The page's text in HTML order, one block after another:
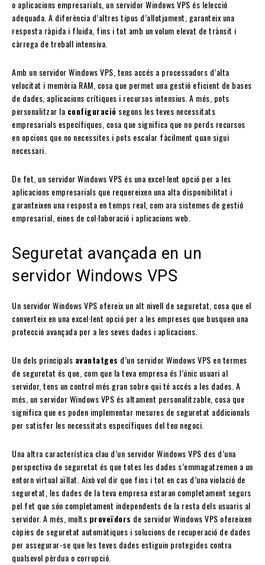
o aplicacions empresarials, un servidor Windows VPS és lelecció
adequada. A diferència d’altres tipus d’allotjament, garanteix una
resposta ràpida i fluida, fins i tot amb un volum elevat de trànsit i
càrrega de treball intensiva.
Amb un servidor Windows VPS, tens accés a processadors d’alta
velocitat i memòria RAM, cosa que permet una gestió eficient de bases
de dades, aplicacions crítiques i recursos intensius. A més, pots
personalitzar la configuració segons les teves necessitats
empresarials específiques, cosa que significa que no perds recursos
en opcions que no necessites i pots escalar fàcilment quan sigui
necessari.
De fet, un servidor Windows VPS és una excel·lent opció per a les
aplicacions empresarials que requereixen una alta disponibilitat i
garanteixen una resposta en temps real, com ara sistemes de gestió
empresarial, eines de col·laboració i aplicacions web.
Seguretat avançada en un
servidor Windows VPS
Un servidor Windows VPS ofereix un alt nivell de seguretat, cosa que el
converteix en una excel·lent opció per a les empreses que busquen una
protecció avançada per a les seves dades i aplicacions.
Un dels principals avantatges d’un servidor Windows VPS en termes
de seguretat és que, com que la teva empresa és l’únic usuari al
servidor, tens un control més gran sobre qui té accés a les dades. A
més, un servidor Windows VPS és altament personalitzable, cosa que
significa que es poden implementar mesures de seguretat addicionals
per satisfer les necessitats específiques del teu negoci.
Una altra característica clau d’un servidor Windows VPS des d’una
perspectiva de seguretat és que totes les dades s’emmagatzemen a un
entorn virtual aïllat. Això vol dir que fins i tot en cas d’una violació de
seguretat, les dades de la teva empresa estaran completament segurs
pel fet que són completament independents de la resta dels usuaris al
servidor. A més, molts proveïdors de servidor Windows VPS ofereixen
còpies de seguretat automàtiques i solucions de recuperació de dades
per assegurar-se que les teves dades estiguin protegides contra
qualsevol pèrdua o corrupció.